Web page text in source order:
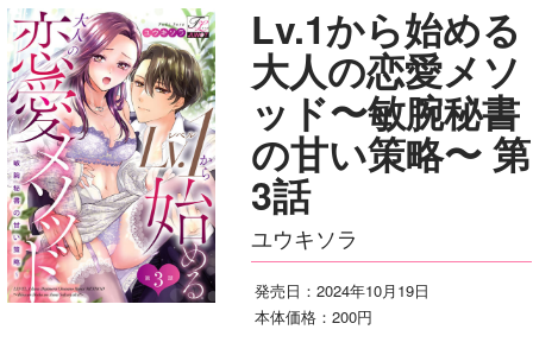
Lv.1から始める
大人の恋愛メソ
ッド〜敏腕秘書
の甘い策略〜 第
3話
ユウキソラ
発売日：2024年10月19日
本体価格：200円